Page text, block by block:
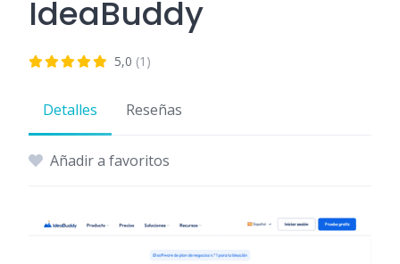
IdeaBuddy
5,0 (1)
Detalles Reseñas
Añadir a favoritos